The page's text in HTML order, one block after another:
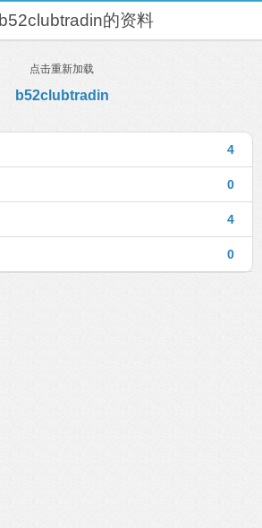
b52clubtradin的资料
点击重新加载
b52clubtradin
4
0
4
0